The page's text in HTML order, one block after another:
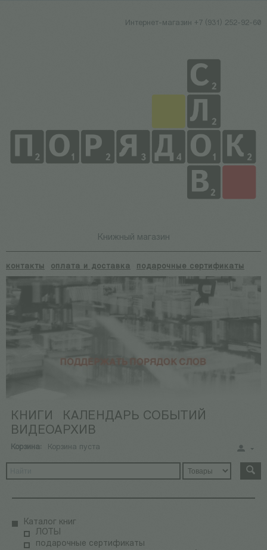
Интернет-магазин +7 (931) 252-92-60
Книжный магазин
контакты оплата и доставка подарочные сертификаты
КНИГИ
КАЛЕНДАРЬ СОБЫТИЙ
ВИДЕОАРХИВ
Корзина: Корзина пуста
Каталог книг
ЛОТЫ
подарочные сертификаты